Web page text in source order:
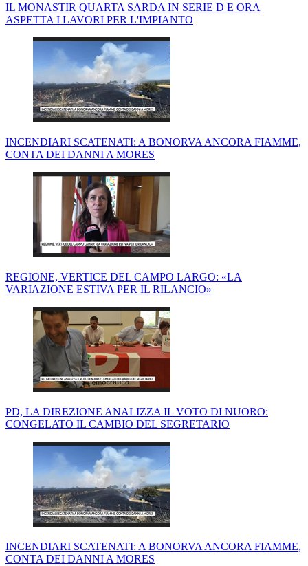
IL MONASTIR QUARTA SARDA IN SERIE D E ORA
ASPETTA I LAVORI PER L'IMPIANTO
INCENDIARI SCATENATI: A BONORVA ANCORA FIAMME,
CONTA DEI DANNI A MORES
REGIONE, VERTICE DEL CAMPO LARGO: «LA
VARIAZIONE ESTIVA PER IL RILANCIO»
PD, LA DIREZIONE ANALIZZA IL VOTO DI NUORO:
CONGELATO IL CAMBIO DEL SEGRETARIO
INCENDIARI SCATENATI: A BONORVA ANCORA FIAMME,
CONTA DEI DANNI A MORES